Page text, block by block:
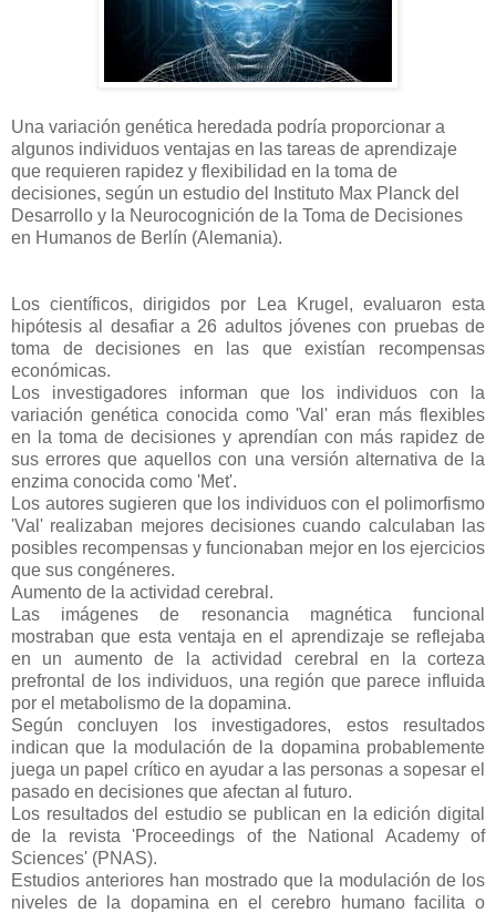
Una variación genética heredada podría proporcionar a
algunos individuos ventajas en las tareas de aprendizaje
que requieren rapidez y flexibilidad en la toma de
decisiones, según un estudio del Instituto Max Planck del
Desarrollo y la Neurocognición de la Toma de Decisiones
en Humanos de Berlín (Alemania).
Los científicos, dirigidos por Lea Krugel, evaluaron esta
hipótesis al desafiar a 26 adultos jóvenes con pruebas de
toma de decisiones en las que existían recompensas
económicas.
Los investigadores informan que los individuos con la
variación genética conocida como 'Val' eran más flexibles
en la toma de decisiones y aprendían con más rapidez de
sus errores que aquellos con una versión alternativa de la
enzima conocida como 'Met'.
Los autores sugieren que los individuos con el polimorfismo
'Val' realizaban mejores decisiones cuando calculaban las
posibles recompensas y funcionaban mejor en los ejercicios
que sus congéneres.
Aumento de la actividad cerebral.
Las imágenes de resonancia magnética funcional
mostraban que esta ventaja en el aprendizaje se reflejaba
en un aumento de la actividad cerebral en la corteza
prefrontal de los individuos, una región que parece influida
por el metabolismo de la dopamina.
Según concluyen los investigadores, estos resultados
indican que la modulación de la dopamina probablemente
juega un papel crítico en ayudar a las personas a sopesar el
pasado en decisiones que afectan al futuro.
Los resultados del estudio se publican en la edición digital
de la revista 'Proceedings of the National Academy of
Sciences' (PNAS).
Estudios anteriores han mostrado que la modulación de los
niveles de la dopamina en el cerebro humano facilita o